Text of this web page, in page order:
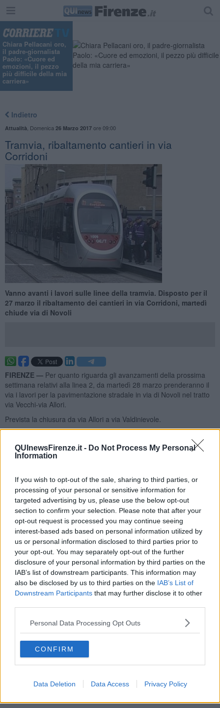
QUInewsFirenze.it - Do Not Process My Personal
Information
If you wish to opt-out of the sale, sharing to third parties, or
processing of your personal or sensitive information for
targeted advertising by us, please use the below opt-out
section to confirm your selection. Please note that after your
opt-out request is processed you may continue seeing
interest-based ads based on personal information utilized by
us or personal information disclosed to third parties prior to
your opt-out. You may separately opt-out of the further
disclosure of your personal information by third parties on the
IAB’s list of downstream participants. This information may
also be disclosed by us to third parties on the IAB’s List of
Downstream Participants that may further disclose it to other
Personal Data Processing Opt Outs
CONFIRM
Data Deletion Data Access Privacy Policy
Chiara Pellacani oro,
il padre-giornalista
Paolo: «Cuore ed
emozioni, il pezzo
più difficile della mia
carriera»
Indietro
Attualità Domenica 26 Marzo 2017ore 09:00
Tramvia, ribaltamento cantieri in via
Corridoni
Vanno avanti i lavori sulle linee della tramvia. Disposto per il
27 marzo il ribaltamento dei cantieri in via Corridoni, martedì
chiude via di Novoli
FIRENZE — Per quanto riguarda gli avanzamenti della prossima
settimana relativi alla linea 2, da martedì 28 marzo prenderanno il
via i lavori per la pavimentazione stradale in via di Novoli nel tratto
via Vecchi-via Allori.
Prevista la chiusura da via Allori a via Valdinievole.
modificato l’assetto delle corsie su Ponte Mariti senza cambiamenti
della viabilità. Inizierà alle 10 di venerdì 31 marzo uno scavo
all’angolo tra viale Fratelli Rosselli e via Alamanni per concludere i
lavori di Toscana Energia.
Fino alle 6 di lunedì 3 aprile previsto un restringimento di
carreggiata per la realizzazione del percorso pedonale protetto. Lo
stesso provvedimento sarà replicato lunedì e martedì notte, ovvero
dalle 21 di lunedì 3 alle 6 di martedì 4 aprile e dalle 21 di martedì
alle 6 di mercoledì 6 aprile per terminare alcuni lavori di
Publiacqua.
Per quanto riguarda la linea 3, lunedì 27 marzo è in programma il
Pisacane, e in via Piscane, nel tratto da via Mazzoni e via Tabarrini.
I lavori si sposteranno sull’altro lato delle due strade senza
modifiche di viabilità. Sempre lunedì 27 marzo per effettuare il
ripristino delle quote del piano carrabile in piazza della Costituzione
sarà chiuso il tratto da via XX Settembre a via Puccinotti (fino al 30
marzo).
Inoltre in orario notturno (21-5) si aggiungerà la chiusura di via
dello Statuto a tratti successivi (fino al 31 marzo) per la rimozione